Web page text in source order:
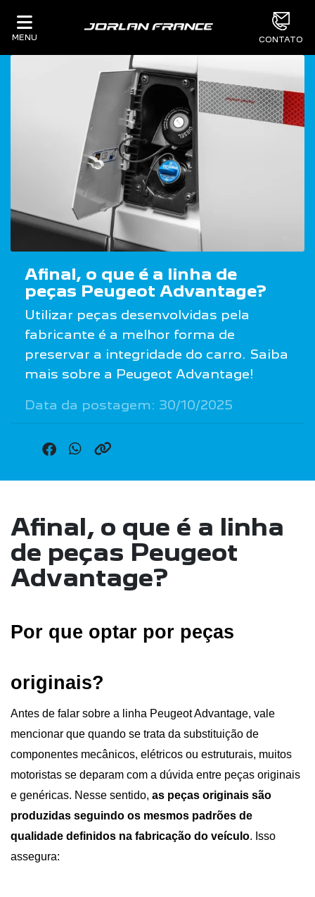
MENU CONTATO
Afinal, o que é a linha de
peças Peugeot Advantage?
Utilizar peças desenvolvidas pela
fabricante é a melhor forma de
preservar a integridade do carro. Saiba
mais sobre a Peugeot Advantage!
Data da postagem: 30/10/2025
Afinal, o que é a linha
de peças Peugeot
Advantage?
Por que optar por peças
originais?
Antes de falar sobre a linha Peugeot Advantage, vale
mencionar que quando se trata da substituição de
componentes mecânicos, elétricos ou estruturais, muitos
motoristas se deparam com a dúvida entre peças originais
e genéricas. Nesse sentido, as peças originais são
produzidas seguindo os mesmos padrões de
qualidade definidos na fabricação do veículo. Isso
assegura: